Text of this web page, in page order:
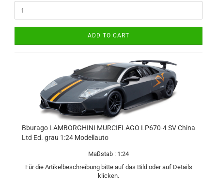
ADD TO CART
Bburago LAMBORGHINI MURCIELAGO LP670-4 SV China
Ltd Ed. grau 1:24 Modellauto
Maßstab : 1:24
Für die Artikelbeschreibung bitte auf das Bild oder auf Details
klicken.